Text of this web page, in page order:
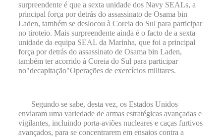
surpreendente é que a sexta unidade dos Navy SEALs, a
principal força por detrás do assassinato de Osama bin
Laden, também se deslocou à Coreia do Sul para participar
no tiroteio. Mais surpreendente ainda é o facto de a sexta
unidade da equipa SEAL da Marinha, que foi a principal
força por detrás do assassinato de Osama bin Laden,
também ter acorrido à Coreia do Sul para participar
no"decapitação"Operações de exercícios militares.
Segundo se sabe, desta vez, os Estados Unidos
enviaram uma variedade de armas estratégicas avançadas e
vigilantes, incluindo porta-aviões nucleares e caças furtivos
avançados, para se concentrarem em ensaios contra a